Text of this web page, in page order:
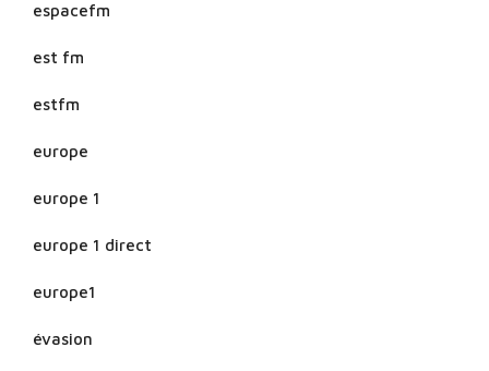
espacefm
est fm
estfm
europe
europe 1
europe 1 direct
europe1
évasion